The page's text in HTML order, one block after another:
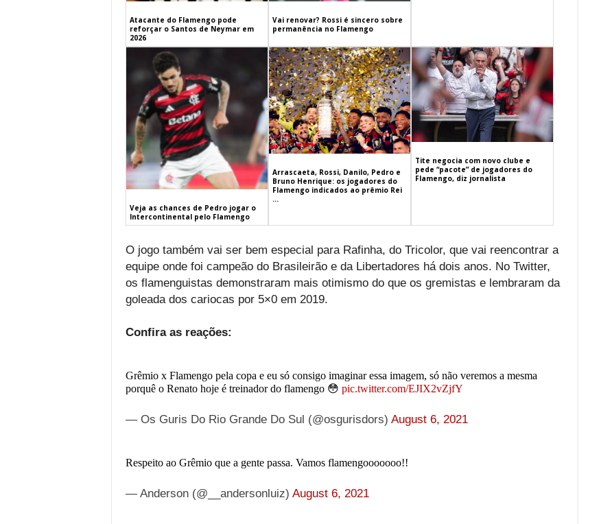
Atacante do Flamengo pode
reforçar o Santos de Neymar em
2026
Vai renovar? Rossi é sincero sobre
permanência no Flamengo
Veja as chances de Pedro jogar o
Intercontinental pelo Flamengo
Arrascaeta, Rossi, Danilo, Pedro e
Bruno Henrique: os jogadores do
Flamengo indicados ao prêmio Rei
...
Tite negocia com novo clube e
pede “pacote” de jogadores do
Flamengo, diz jornalista
O jogo também vai ser bem especial para Rafinha, do Tricolor, que vai reencontrar a
equipe onde foi campeão do Brasileirão e da Libertadores há dois anos. No Twitter,
os flamenguistas demonstraram mais otimismo do que os gremistas e lembraram da
goleada dos cariocas por 5×0 em 2019.
Confira as reações:
Grêmio x Flamengo pela copa e eu só consigo imaginar essa imagem, só não veremos a mesma
porquê o Renato hoje é treinador do flamengo 😳 pic.twitter.com/EJIX2vZjfY
— Os Guris Do Rio Grande Do Sul (@osgurisdors) August 6, 2021
Respeito ao Grêmio que a gente passa. Vamos flamengooooooo!!
— Anderson (@__andersonluiz) August 6, 2021